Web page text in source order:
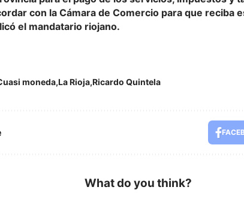
con la Cámara de Comercio para que reciba
el mandatario riojano.
moneda La Rioja Ricardo Quintela
What do you think?